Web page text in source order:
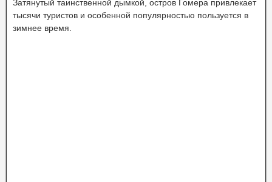
Затянутый таинственной дымкой, остров Гомера привлекает
тысячи туристов и особенной популярностью пользуется в
зимнее время.